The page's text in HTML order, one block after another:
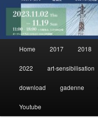
Home 2017 2018
2022 art-sensibilisation
download gadenne
Youtube